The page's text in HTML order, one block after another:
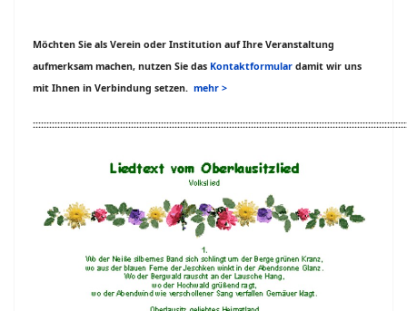
Möchten Sie als Verein oder Institution auf Ihre Veranstaltung
aufmerksam machen, nutzen Sie das Kontaktformular damit wir uns
mit Ihnen in Verbindung setzen. mehr >